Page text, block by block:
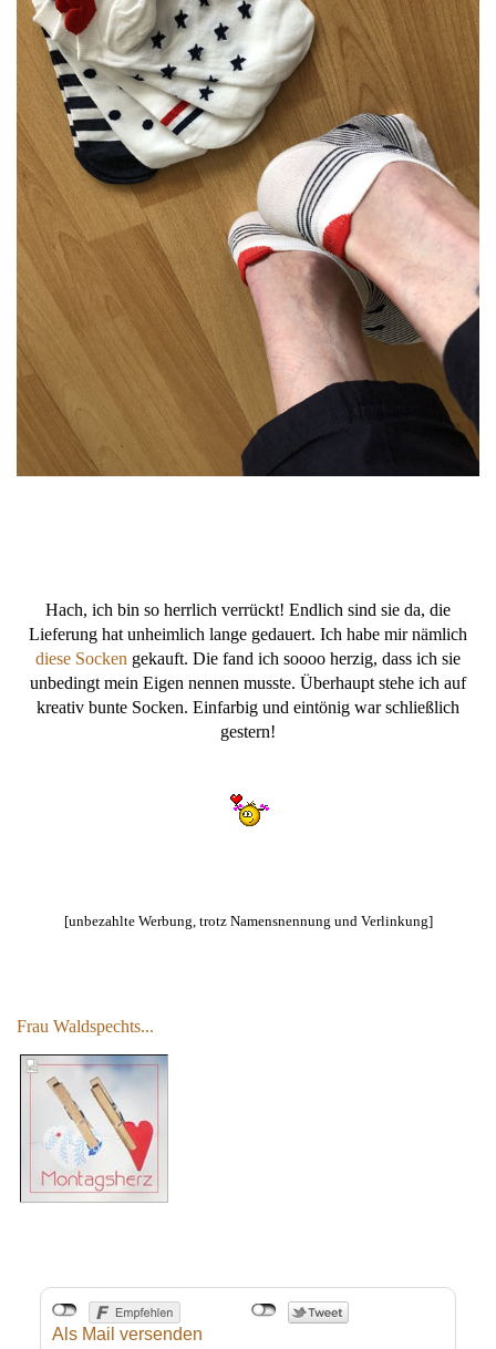
Hach, ich bin so herrlich verrückt! Endlich sind sie da, die
Lieferung hat unheimlich lange gedauert. Ich habe mir nämlich
diese Socken gekauft. Die fand ich soooo herzig, dass ich sie
unbedingt mein Eigen nennen musste. Überhaupt stehe ich auf
kreativ bunte Socken. Einfarbig und eintönig war schließlich
gestern!
[unbezahlte Werbung, trotz Namensnennung und Verlinkung]
Frau Waldspechts...
Als Mail versenden